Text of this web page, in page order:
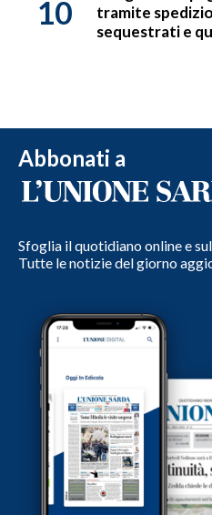
10
tramite
sequestrati e
Abbonati a
Sfoglia il quotidiano online e
Tutte le notizie del giorno